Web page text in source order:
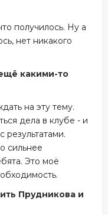
получилось. Ну а
нет никакого
какими-то
на эту тему.
дела в клубе - и
результатами.
сильнее
Это моё
Прудникова и